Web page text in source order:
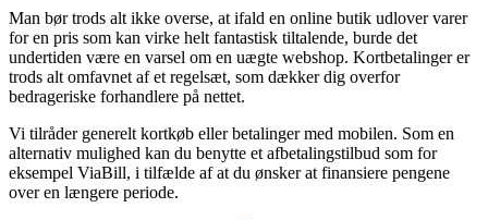
Man bør trods alt ikke overse, at ifald en online butik udlover varer
for en pris som kan virke helt fantastisk tiltalende, burde det
undertiden være en varsel om en uægte webshop. Kortbetalinger er
trods alt omfavnet af et regelsæt, som dækker dig overfor
bedrageriske forhandlere på nettet.
Vi tilråder generelt kortkøb eller betalinger med mobilen. Som en
alternativ mulighed kan du benytte et afbetalingstilbud som for
eksempel ViaBill, i tilfælde af at du ønsker at finansiere pengene
over en længere periode.